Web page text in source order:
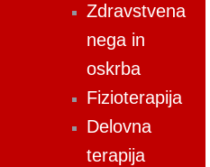
Zdravstvena
nega in
oskrba
Fizioterapija
Delovna
terapija